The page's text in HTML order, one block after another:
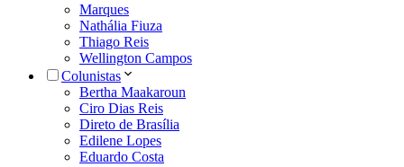
Marques
Nathália Fiuza
Thiago Reis
Wellington Campos
Colunistas
Bertha Maakaroun
Ciro Dias Reis
Direto de Brasília
Edilene Lopes
Eduardo Costa